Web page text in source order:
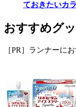
ておきたいカ
おすすめグ
［PR］ランナーに